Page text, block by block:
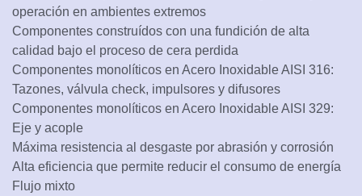
operación en ambientes extremos
Componentes construídos con una fundición de alta
calidad bajo el proceso de cera perdida
Componentes monolíticos en Acero Inoxidable AISI 316:
Tazones, válvula check, impulsores y difusores
Componentes monolíticos en Acero Inoxidable AISI 329:
Eje y acople
Máxima resistencia al desgaste por abrasión y corrosión
Alta eficiencia que permite reducir el consumo de energía
Flujo mixto